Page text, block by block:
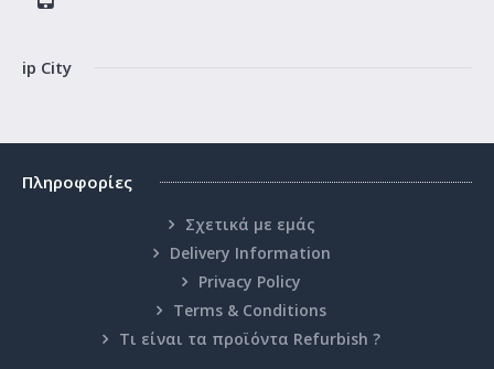
ip City
Πληροφορίες
Σχετικά με εμάς
Delivery Information
Privacy Policy
Terms & Conditions
Τι είναι τα προϊόντα Refurbish ?